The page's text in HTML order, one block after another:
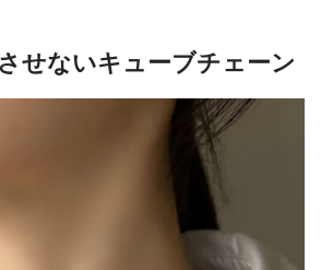
せないキューブチェーン